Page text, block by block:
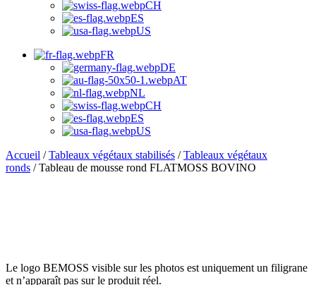
CH
ES
US
FR
DE
AT
NL
CH
ES
US
Accueil /Tableaux végétaux stabilisés /Tableaux végétaux
ronds / Tableau de mousse rond FLATMOSS BOVINO
Le logo BEMOSS visible sur les photos est uniquement un filigrane
et n’apparaît pas sur le produit réel.